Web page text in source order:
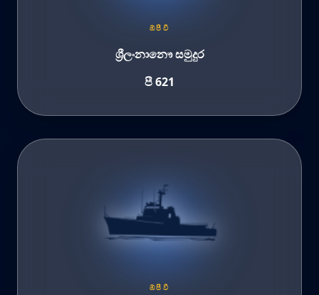
ඹ්පීවී
ශ්‍රීලංනානෞ සමුදුර
පී 621
ඹ්පීවී